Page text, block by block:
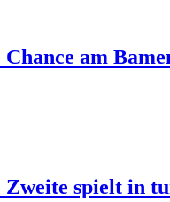
am
Zweite spielt in